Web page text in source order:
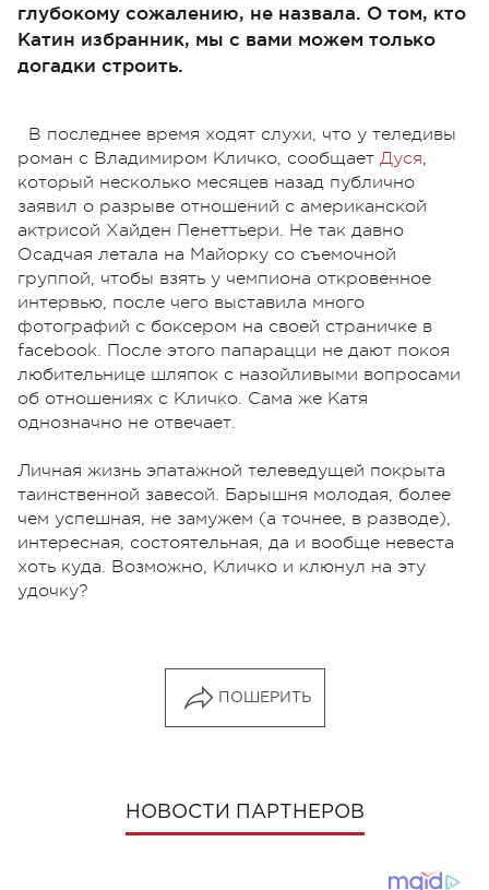
глубокому сожалению, не назвала. О том, кто
Катин избранник, мы с вами можем только
догадки строить.
В последнее время ходят слухи, что у теледивы
роман с Владимиром Кличко, сообщает Дуся,
который несколько месяцев назад публично
заявил о разрыве отношений с американской
актрисой Хайден Пенеттьери. Не так давно
Осадчая летала на Майорку со съемочной
группой, чтобы взять у чемпиона откровенное
интервью, после чего выставила много
фотографий с боксером на своей страничке в
facebook. После этого папарацци не дают покоя
любительнице шляпок с назойливыми вопросами
об отношениях с Кличко. Сама же Катя
однозначно не отвечает.
Личная жизнь эпатажной телеведущей покрыта
таинственной завесой. Барышня молодая, более
чем успешная, не замужем (а точнее, в разводе),
интересная, состоятельная, да и вообще невеста
хоть куда. Возможно, Кличко и клюнул на эту
удочку?
ПОШЕРИТЬ
НОВОСТИ ПАРТНЕРОВ